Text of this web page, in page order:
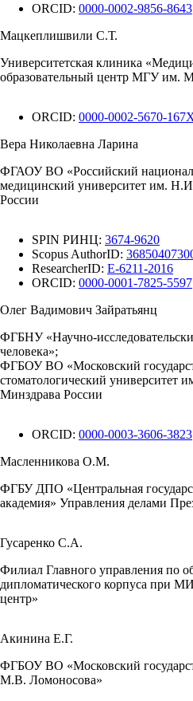
ORCID: 0000-0002-9856-8643
Мацкеплишвили С.Т.
Университетская клиника
образовательный центр МГУ им.
ORCID: 0000-0002-5670-
Вера Николаевна Ларина
ФГАОУ ВО «Российский
медицинский университет им.
России
SPIN РИНЦ: 3674-9620
Scopus AuthorID:
ResearcherID: E-6211-2016
ORCID: 0000-0001-7825-5597
Олег Вадимович Зайратьянц
ФГБНУ «Научно-
человека»;
ФГБОУ ВО «Московский
стоматологический университет
Минздрава России
ORCID: 0000-0003-3606-3823
Масленникова О.М.
ФГБУ ДПО «Центральная
академия» Управления делами
Гусаренко С.А.
Филиал Главного управления по
дипломатического корпуса при
центр»
Акинина Е.Г.
ФГБОУ ВО «Московский
М.В. Ломоносова»